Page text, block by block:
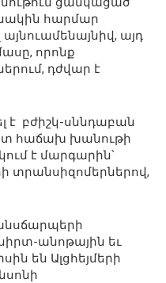
հարմար
այդ
որոնք
դժվար է
է բժիշկ-սննդաբան
հաճախ խանութի
է մարգարին՝
տրանսիզոմերներով,
անոթային եւ
են Ալցհեյմերի